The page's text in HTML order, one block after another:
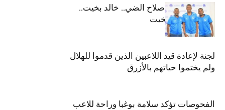
الهلال يعيد قيد صلاح الضي.. خالد بخيت..
جوليت وعمر بخيت
لجنة لإعادة قيد اللاعبين الذين قدموا للهلال
ولم يختموا حياتهم بالأزرق
الفحوصات تؤكد سلامة بوغبا وراحة للاعب